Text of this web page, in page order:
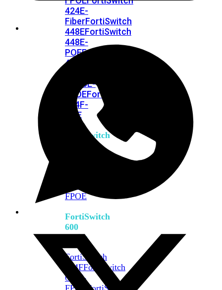
424E-
FiberFortiSwitch
448EFortiSwitch
448E-
POEFortiSwitch
448E-
M426E-
FPOEFortiSwitchRugged
424F-
POE
FortiSwitch
FPOE
FortiSwitch
600
Series
FortiSwitch
624FFortiSwitch
624F-
FPOE
FortiSwitch